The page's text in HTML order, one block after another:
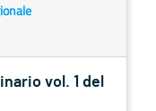
vol. 1 del